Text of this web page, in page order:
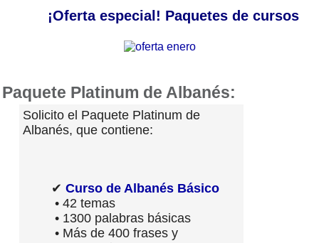
¡Oferta especial! Paquetes de cursos
Paquete Platinum de Albanés:
Solicito el Paquete Platinum de
Albanés, que contiene:
✔ Curso de Albanés Básico
• 42 temas
• 1300 palabras básicas
• Más de 400 frases y